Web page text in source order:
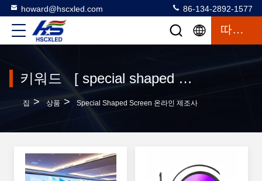
howard@hscxled.com 86-134-2892-1577
따옴표
키워드 [ special shaped screen ] 일치 99 상품
집 > 상품 > Special Shaped Screen 온라인 제조사